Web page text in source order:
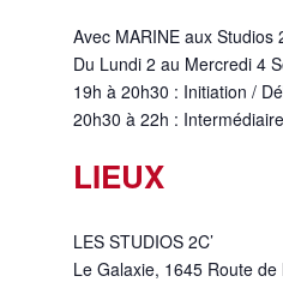
Avec MARINE aux Studios
Du Lundi 2 au Mercredi 4
19h à 20h30 : Initiation /
20h30 à 22h : Intermédiaire
LIEUX
LES STUDIOS 2C’
Le Galaxie, 1645 Route de